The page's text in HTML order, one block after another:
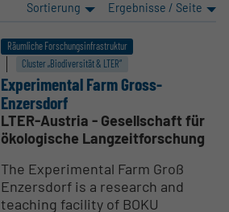
Sortierung Ergebnisse / Seite
Räumliche Forschungsinfrastruktur
Cluster „Biodiversität & LTER“
Experi­mental Farm Gross-
Enzersdorf
LTER-Austria - Gesellschaft für
ökologische Langzeitforschung
The Experimental Farm Groß
Enzersdorf is a research and
teaching facility of BOKU